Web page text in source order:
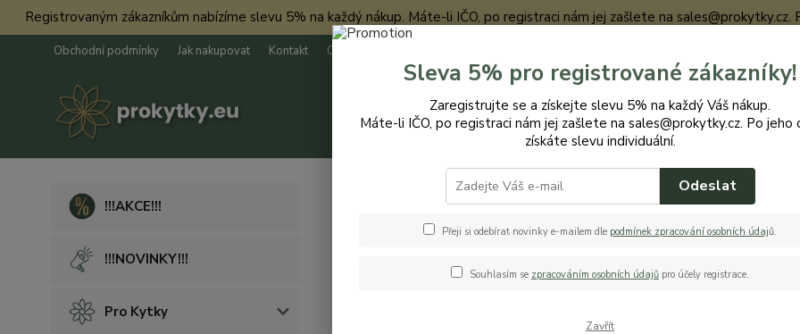
Registrovaným zákazníkům nabízíme slevu 5% na každý nákup. Máte-li IČO, po registraci nám jej zašlete na
Obchodní podmínky Jak nakupovat Kontakt O nás
Hledat
!!!AKCE!!!
!!!NOVINKY!!!
Pro Kytky
Příbory Drina příbor 3/1
Drina příbor 3/1
Sleva 5% pro registrované zákazníky!
Zaregistrujte se a získejte slevu 5% na každý Váš nákup.
Máte-li IČO, po registraci nám jej zašlete na sales@prokytky.cz. Po jeho
získáte slevu individuální.
Odeslat
Přeji si odebírat novinky e-mailem dle podmínek zpracování osobních údajů.
Souhlasím se zpracováním osobních údajů pro účely registrace.
Zavřít